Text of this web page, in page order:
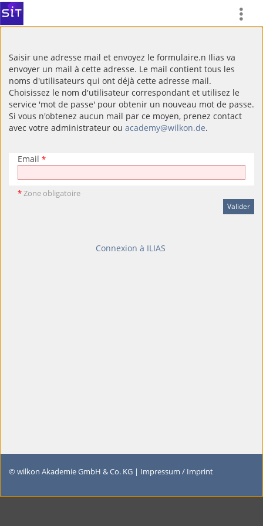
Saisir une adresse mail et envoyez le formulaire.n Ilias va
envoyer un mail à cette adresse. Le mail contient tous les
noms d'utilisateurs qui ont déjà cette adresse mail.
Choisissez le nom d'utilisateur correspondant et utilisez le
service 'mot de passe' pour obtenir un nouveau mot de passe.
Si vous n'obtenez aucun mail par ce moyen, prenez contact
avec votre administrateur ou academy@wilkon.de.
Email *
*Zone obligatoire
Connexion à ILIAS
© wilkon Akademie GmbH & Co. KG | Impressum / Imprint